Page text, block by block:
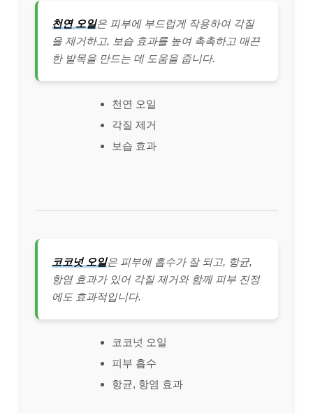
천연 오일은 피부에 부드럽게 작용하여 각질
을 제거하고, 보습 효과를 높여 촉촉하고 매끈
한 발목을 만드는 데 도움을 줍니다.
천연 오일
각질 제거
보습 효과
코코넛 오일은 피부에 흡수가 잘 되고, 항균,
항염 효과가 있어 각질 제거와 함께 피부 진정
에도 효과적입니다.
코코넛 오일
피부 흡수
항균, 항염 효과